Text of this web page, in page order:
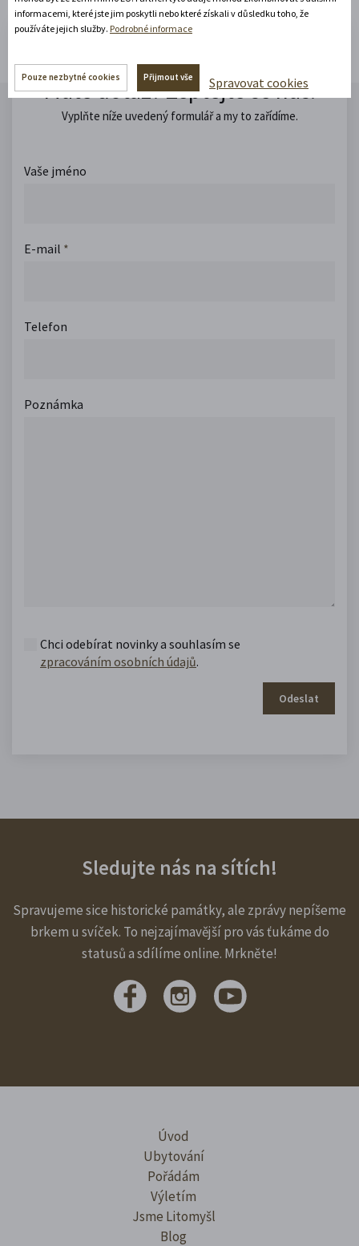
Máte dotaz? Zeptejte se nás.
Vyplňte níže uvedený formulář a my to zařídíme.
Vaše jméno
E-mail *
Telefon
Poznámka
Chci odebírat novinky a souhlasím se
zpracováním osobních údajů.
Odeslat
Sledujte nás na sítích!
Spravujeme sice historické památky, ale zprávy nepíšeme
brkem u svíček. To nejzajímavější pro vás ťukáme do
statusů a sdílíme online. Mrkněte!
Úvod
Ubytování
Pořádám
Výletím
Jsme Litomyšl
Blog
informacemi, které jste jim poskytli nebo které získali v důsledku toho, že
používáte jejich služby. Podrobné informace
Pouze nezbytné cookies Přijmout vše Spravovat cookies